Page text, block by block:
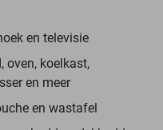
en televisie
oven, koelkast,
en meer
en wastafel